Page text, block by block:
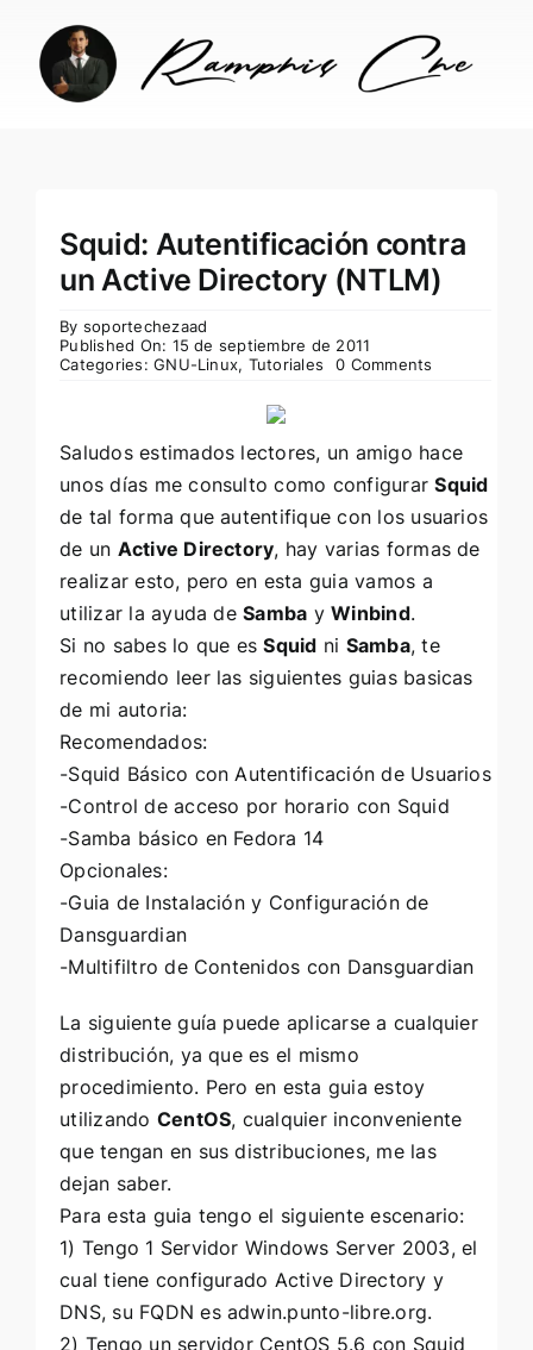
content
Squid: Autentificación contra
un Active Directory (NTLM)
By soportechezaad
Published On: 15 de septiembre de 2011
Categories:GNU-Linux, Tutoriales 0 Comments
Saludos estimados lectores, un amigo hace
unos días me consulto como configurarSquid
de tal forma que autentifique con los usuarios
de un Active Directory, hay varias formas de
realizar esto, pero en esta guia vamos a
utilizar la ayuda deSamba yWinbind.
Si no sabes lo que esSquid ni Samba, te
recomiendo leer las siguientes guias basicas
de mi autoria:
Recomendados:
-Squid Básico con Autentificación de Usuarios
-Control de acceso por horario con Squid
-Samba básico en Fedora 14
Opcionales:
-Guia de Instalación y Configuración de
Dansguardian
-Multifiltro de Contenidos con Dansguardian
La siguiente guía puede aplicarse a cualquier
distribución, ya que es el mismo
procedimiento. Pero en esta guia estoy
utilizando CentOS, cualquier inconveniente
que tengan en sus distribuciones, me las
dejan saber.
Para esta guia tengo el siguiente escenario:
1) Tengo 1 Servidor Windows Server 2003, el
cual tiene configurado Active Directory y
DNS, su FQDN es adwin.punto-libre.org.
2) Tengo un servidor CentOS 5.6 con Squid